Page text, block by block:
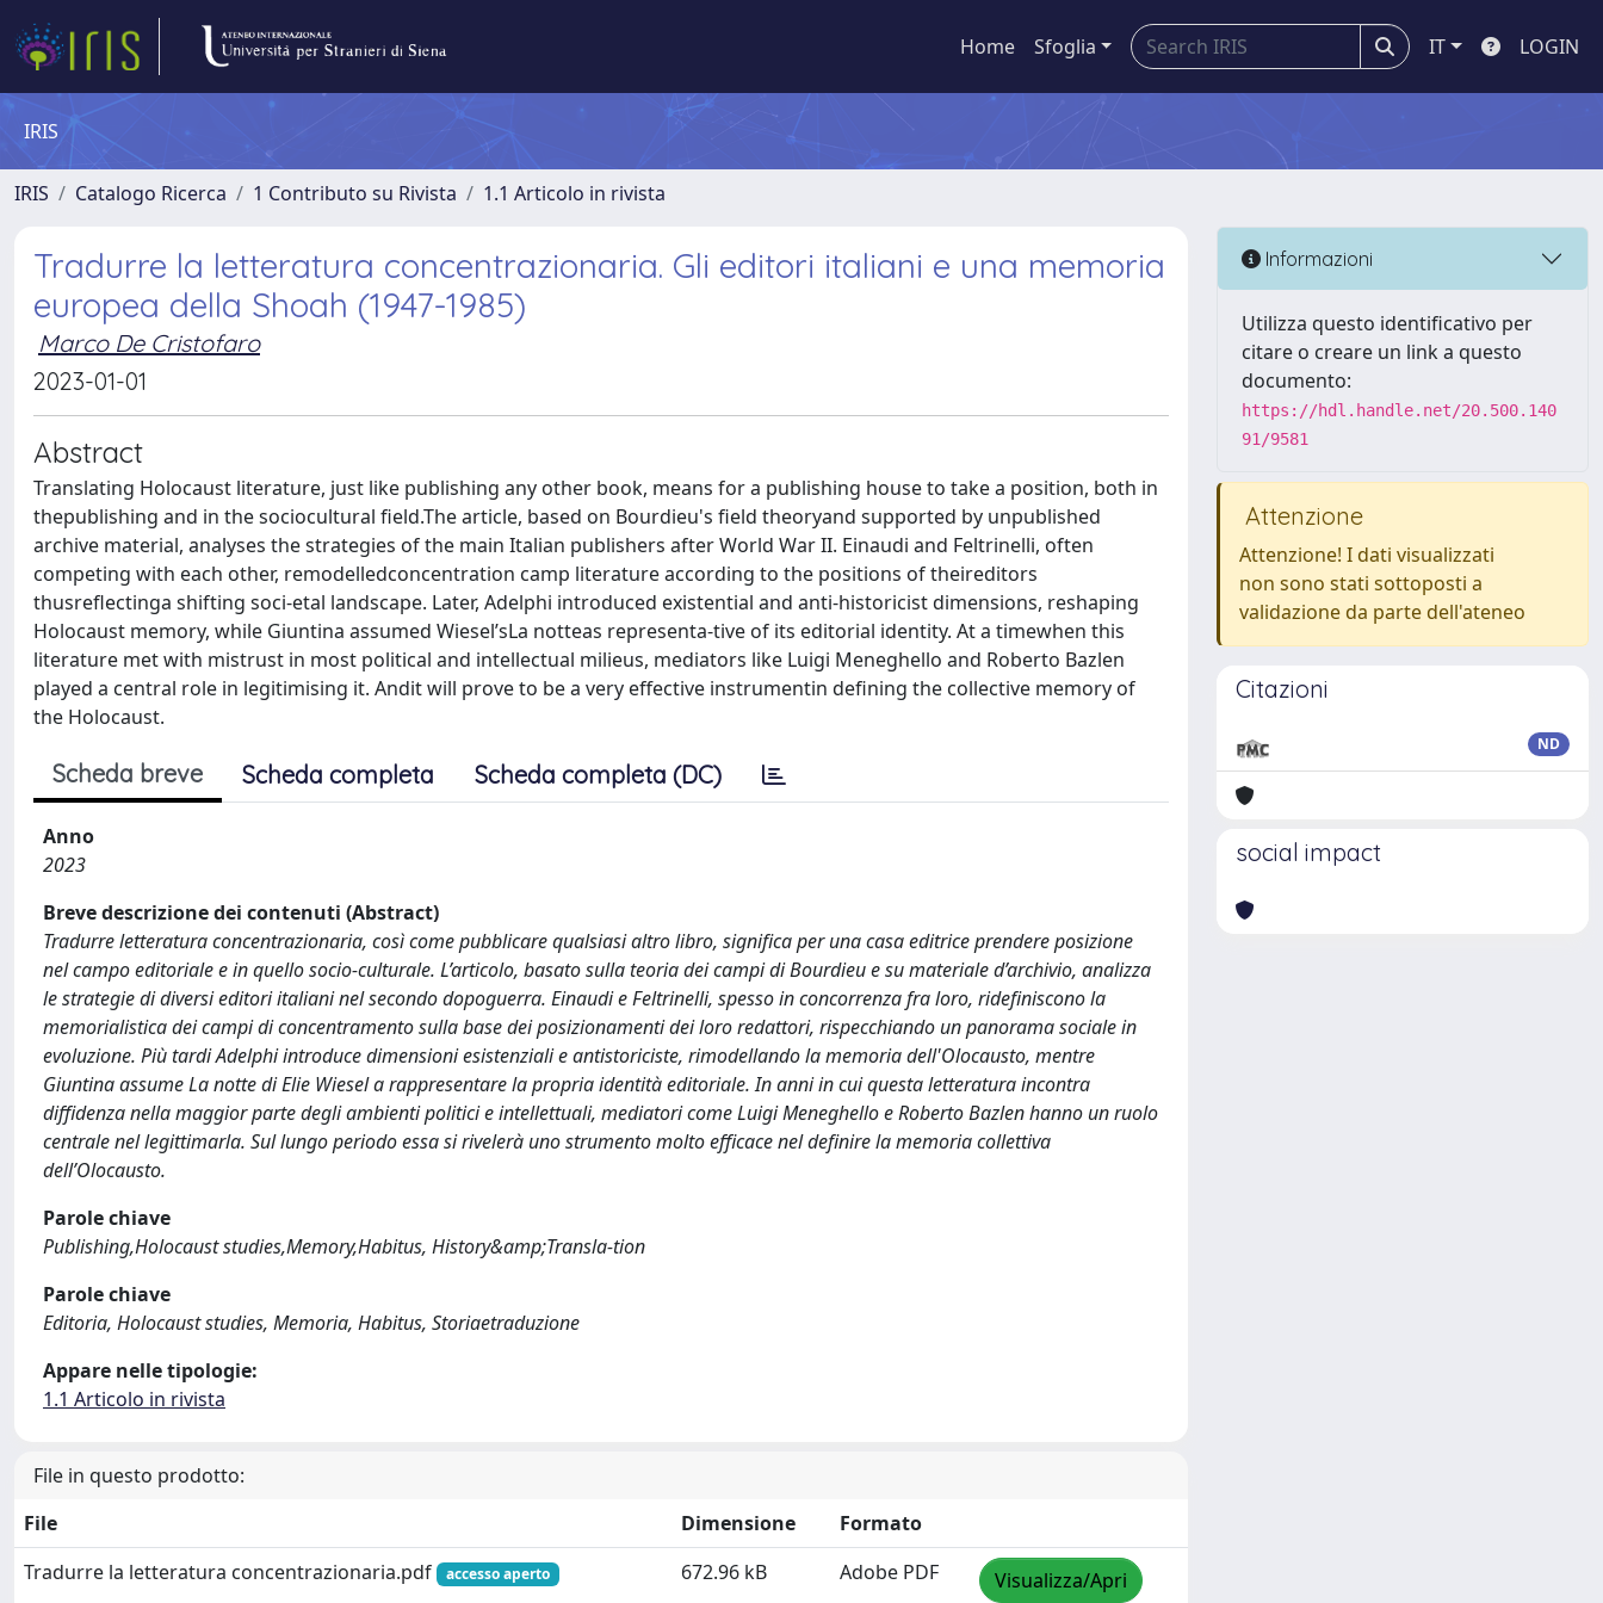
Home Sfoglia IT LOGIN
IRIS
IRIS Catalogo Ricerca 1 Contributo su Rivista 1.1 Articolo in rivista
Tradurre la letteratura concentrazionaria. Gli editori italiani e una memoria
europea della Shoah (1947-1985)
Marco De Cristofaro
2023-01-01
Abstract
Translating Holocaust literature, just like publishing any other book, means for a publishing house to take a position, both in
thepublishing and in the sociocultural field.The article, based on Bourdieu's field theoryand supported by unpublished
archive material, analyses the strategies of the main Italian publishers after World War II. Einaudi and Feltrinelli, often
competing with each other, remodelledconcentration camp literature according to the positions of theireditors
thusreflectinga shifting soci-etal landscape. Later, Adelphi introduced existential and anti-historicist dimensions, reshaping
Holocaust memory, while Giuntina assumed Wiesel’sLa notteas representa-tive of its editorial identity. At a timewhen this
literature met with mistrust in most political and intellectual milieus, mediators like Luigi Meneghello and Roberto Bazlen
played a central role in legitimising it. Andit will prove to be a very effective instrumentin defining the collective memory of
the Holocaust.
Scheda breve Scheda completa Scheda completa (DC)
Anno
2023
Breve descrizione dei contenuti (Abstract)
Tradurre letteratura concentrazionaria, così come pubblicare qualsiasi altro libro, significa per una casa editrice prendere posizione
nel campo editoriale e in quello socio-culturale. L’articolo, basato sulla teoria dei campi di Bourdieu e su materiale d’archivio, analizza
le strategie di diversi editori italiani nel secondo dopoguerra. Einaudi e Feltrinelli, spesso in concorrenza fra loro, ridefiniscono la
memorialistica dei campi di concentramento sulla base dei posizionamenti dei loro redattori, rispecchiando un panorama sociale in
evoluzione. Più tardi Adelphi introduce dimensioni esistenziali e antistoriciste, rimodellando la memoria dell'Olocausto, mentre
Giuntina assume La notte di Elie Wiesel a rappresentare la propria identità editoriale. In anni in cui questa letteratura incontra
diffidenza nella maggior parte degli ambienti politici e intellettuali, mediatori come Luigi Meneghello e Roberto Bazlen hanno un ruolo
centrale nel legittimarla. Sul lungo periodo essa si rivelerà uno strumento molto efficace nel definire la memoria collettiva
dell’Olocausto.
Parole chiave
Publishing,Holocaust studies,Memory,Habitus, History&amp;Transla-tion
Parole chiave
Editoria, Holocaust studies, Memoria, Habitus, Storiaetraduzione
Appare nelle tipologie:
1.1 Articolo in rivista
File in questo prodotto:
File
Dimensione
Formato
Tradurre la letteratura concentrazionaria.pdf
accesso aperto 672.96 kB Adobe PDF Visualizza/Apri
Informazioni
Utilizza questo identificativo per
citare o creare un link a questo
documento:
https://hdl.handle.net/20.500.140
91/9581
Attenzione
Attenzione! I dati visualizzati
non sono stati sottoposti a
validazione da parte dell'ateneo
Citazioni
ND
social impact